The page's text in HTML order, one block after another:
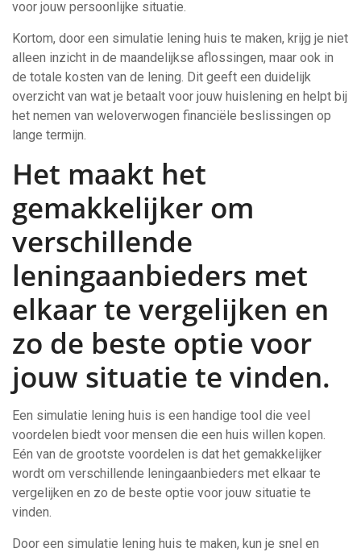
voor jouw persoonlijke situatie.
Kortom, door een simulatie lening huis te maken, krijg je niet
alleen inzicht in de maandelijkse aflossingen, maar ook in
de totale kosten van de lening. Dit geeft een duidelijk
overzicht van wat je betaalt voor jouw huislening en helpt bij
het nemen van weloverwogen financiële beslissingen op
lange termijn.
Het maakt het
gemakkelijker om
verschillende
leningaanbieders met
elkaar te vergelijken en
zo de beste optie voor
jouw situatie te vinden.
Een simulatie lening huis is een handige tool die veel
voordelen biedt voor mensen die een huis willen kopen.
Eén van de grootste voordelen is dat het gemakkelijker
wordt om verschillende leningaanbieders met elkaar te
vergelijken en zo de beste optie voor jouw situatie te
vinden.
Door een simulatie lening huis te maken, kun je snel en